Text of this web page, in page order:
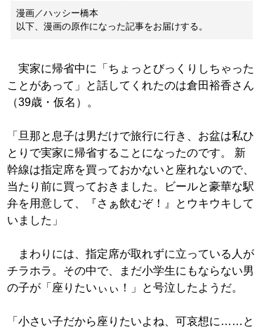
漫画／ハッシー橋本
以下、漫画の原作になった記事をお届けする。
実家に帰省中に「ちょっとびっくりしちゃった
ことがあって」と話してくれたのは倉田裕香さん
（39歳・仮名）。
「旦那と息子は男だけで旅行に行き、お盆は私ひ
とりで実家に帰省することになったのです。 新
幹線は指定席を買っておかないと座れないので、
当たり前に買っておきました。ビールと豪華な駅
弁を用意して、『さぁ飲むぞ！』とウキウキして
いました」
まわりには、指定席が取れずに立っている人が
チラホラ。その中で、まだ小学生にもならない男
の子が「座りたいぃぃ！」と号泣したようだ。
「小さい子だから座りたいよね、可哀想に……と